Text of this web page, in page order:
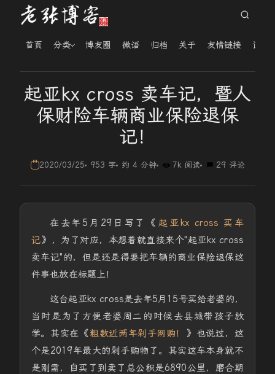
首页 分类 博友圈 微语 归档 关于 友情链接 读者
起亚kx cross 卖车记，暨人
保财险车辆商业保险退保
记！
2020/03/25 953 字 约 4 分钟 7k 阅读 29 评论
在去年5月29日写了《 起亚kx cross 买车
记》，为了对应，本想着就直接来个"起亚kx cross
卖车记"的，但是还是得要把车辆的商业保险退保这
件事也放在标题上！
这台起亚kx cross是去年5月15号买给老婆的，
当时是为了方便老婆周二的时候去县城带孩子放
学。其实在《粗数近两年剁手网购！
》也说过，这
个是2019年最大的剁手购物了。其实这车本身就不
是刚需，自买了到卖了总公积是6890公里，磨合期